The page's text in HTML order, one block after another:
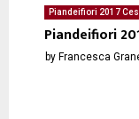
Piandeifiori 2017
Piandeifiori
by Francesca